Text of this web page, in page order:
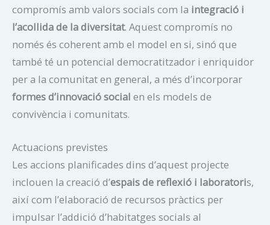
compromís amb valors socials com la integració i
l’acollida de la diversitat. Aquest compromís no
només és coherent amb el model en si, sinó que
també té un potencial democratitzador i enriquidor
per a la comunitat en general, a més d’incorporar
formes d’innovació social en els models de
convivència i comunitats.
Actuacions previstes
Les accions planificades dins d’aquest projecte
inclouen la creació d’espais de reflexió i laboratoris,
així com l’elaboració de recursos pràctics per
impulsar l’addició d’habitatges socials al